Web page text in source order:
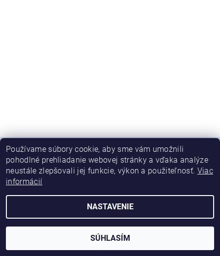
2026 © Predaj chémie a zariadení na chemické odlakovanie, všetky práva vyhradené
Používame súbory cookie, aby sme vám umožnili
pohodlné prehliadanie webovej stránky a vďaka analýze
neustále zlepšovali jej funkcie, výkon a použiteľnosť. Viac
informácií
NASTAVENIE
SÚHLASÍM